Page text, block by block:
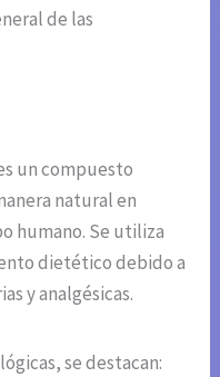
de las
un compuesto
natural en
humano. Se utiliza
dietético debido a
y analgésicas.
se destacan: